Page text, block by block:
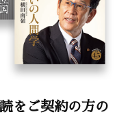
をご契約の方の